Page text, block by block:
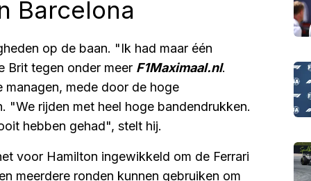
Barcelona
op de baan. "Ik had maar één
Brit tegen onder meer F1Maximaal.nl.
managen, mede door de hoge
"We rijden met heel hoge bandendrukken.
hebben gehad", stelt hij.
voor Hamilton ingewikkeld om de Ferrari
meerdere ronden kunnen gebruiken om